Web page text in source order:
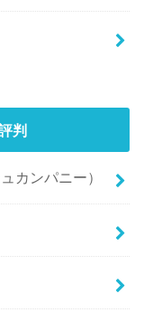
判
カンパニー）